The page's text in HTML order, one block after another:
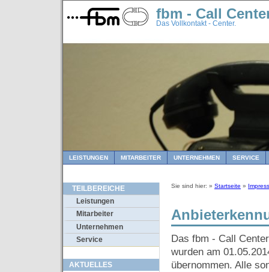
fbm - Call
Das Vollkontakt - Center.
LEISTUNGEN MITARBEITER UNTERNEHMEN SERVICE
TEILBEREICHE
Leistungen
Mitarbeiter
Unternehmen
Service
AKTUELLES
Sie sind hier: » Startseite »
Das fbm - Call
wurden am
übernommen. Alle